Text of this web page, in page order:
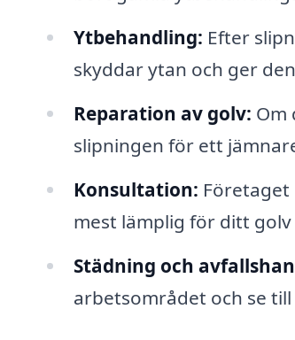
Ytbehandling: Efter
skyddar ytan och ger
Reparation av golv: Om
slipningen för ett
Konsultation:
mest lämplig för ditt
Städning och
arbetsområdet och se